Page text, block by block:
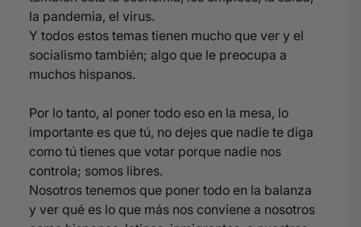
la pandemia, el virus.
Y todos estos temas tienen mucho que ver y el
socialismo también; algo que le preocupa a
muchos hispanos.
Por lo tanto, al poner todo eso en la mesa, lo
importante es que tú, no dejes que nadie te diga
como tú tienes que votar porque nadie nos
controla; somos libres.
Nosotros tenemos que poner todo en la balanza
y ver qué es lo que más nos conviene a nosotros